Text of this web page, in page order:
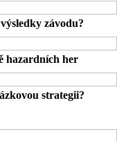
závodu?
hazardních her
strategii?